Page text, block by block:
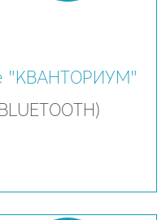
"КВАНТОРИУМ"